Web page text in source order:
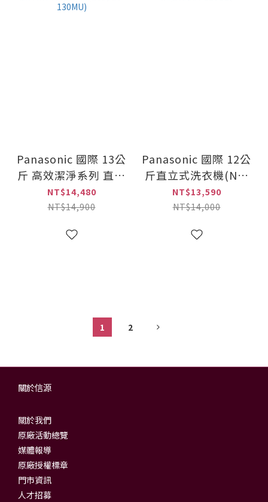
Panasonic 國際 13公
斤 高效潔淨系列 直立
式洗衣機(NA-130MU)
NT$14,480
NT$14,900
Panasonic 國際 12公
斤直立式洗衣機(NA-
120EB)
NT$13,590
NT$14,000
1 2
關於信源
關於我們
原廠活動總覽
媒體報導
原廠授權標章
門市資訊
人才招募